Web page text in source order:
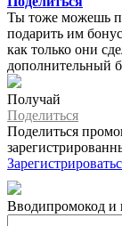
Ты тоже можешь
подарить им бонус
как только они
дополнительный
Получай
Поделиться
Поделиться
Вводипромокод и